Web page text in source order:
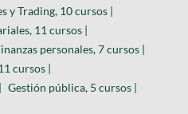
y Trading, 10 cursos |
11 cursos |
personales, 7 cursos |
cursos |
Gestión pública, 5 cursos |